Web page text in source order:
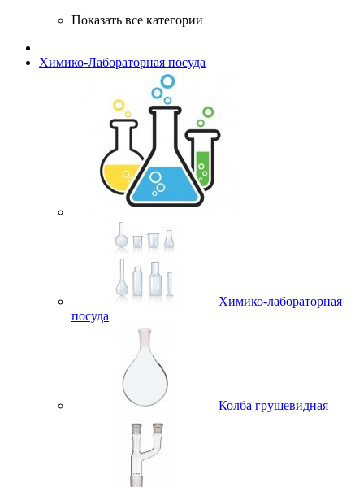
Показать все категории
Химико-Лабораторная посуда
Химико-лабораторная
посуда
Колба грушевидная